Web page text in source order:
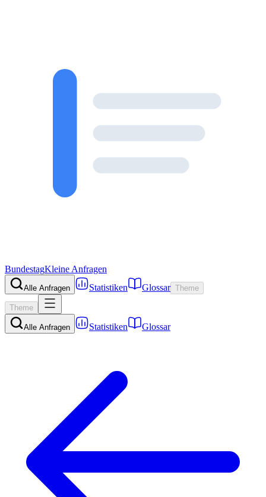
BundestagKleine Anfragen
Alle Anfragen Statistiken Glossar Theme
Theme
Alle Anfragen Statistiken Glossar